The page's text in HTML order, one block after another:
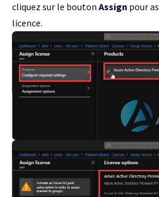
cliquez sur le bouton Assign pour
licence.